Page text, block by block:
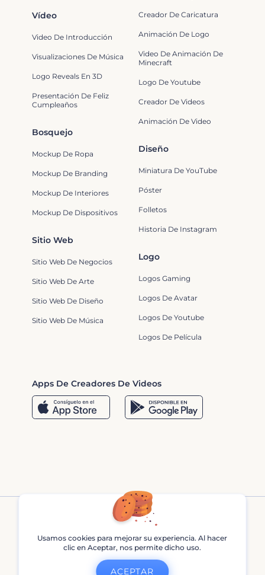
Bosquejo
Mockup De Ropa
Mockup De Branding
Mockup De Interiores
Mockup De Dispositivos
Diseño
Miniatura De YouTube
Póster
Folletos
Historia De Instagram
Logo
Logos Gaming
Logos De Avatar
Logos De Youtube
Logos De Película
Creador De Caricatura
Animación De Logo
Video De Animación De
Minecraft
Logo De Youtube
Creador De Videos
Animación De Video
Apps De Creadores De Videos
Vídeo
Video De Introducción
Visualizaciones De Música
Logo Reveals En 3D
Presentación De Feliz
Cumpleaños
Sitio Web
Sitio Web De Negocios
Sitio Web De Arte
Sitio Web De Diseño
Sitio Web De Música
Renderforest © 2013 - 2026
Usamos cookies para mejorar su experiencia. Al hacer
clic en Aceptar, nos permite dicho uso.
ACEPTAR